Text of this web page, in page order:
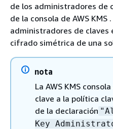
de los administradores de
de la consola de AWS
administradores de claves
cifrado simétrica de una
nota
La AWS KMS
clave a la política
de la declaración
Key